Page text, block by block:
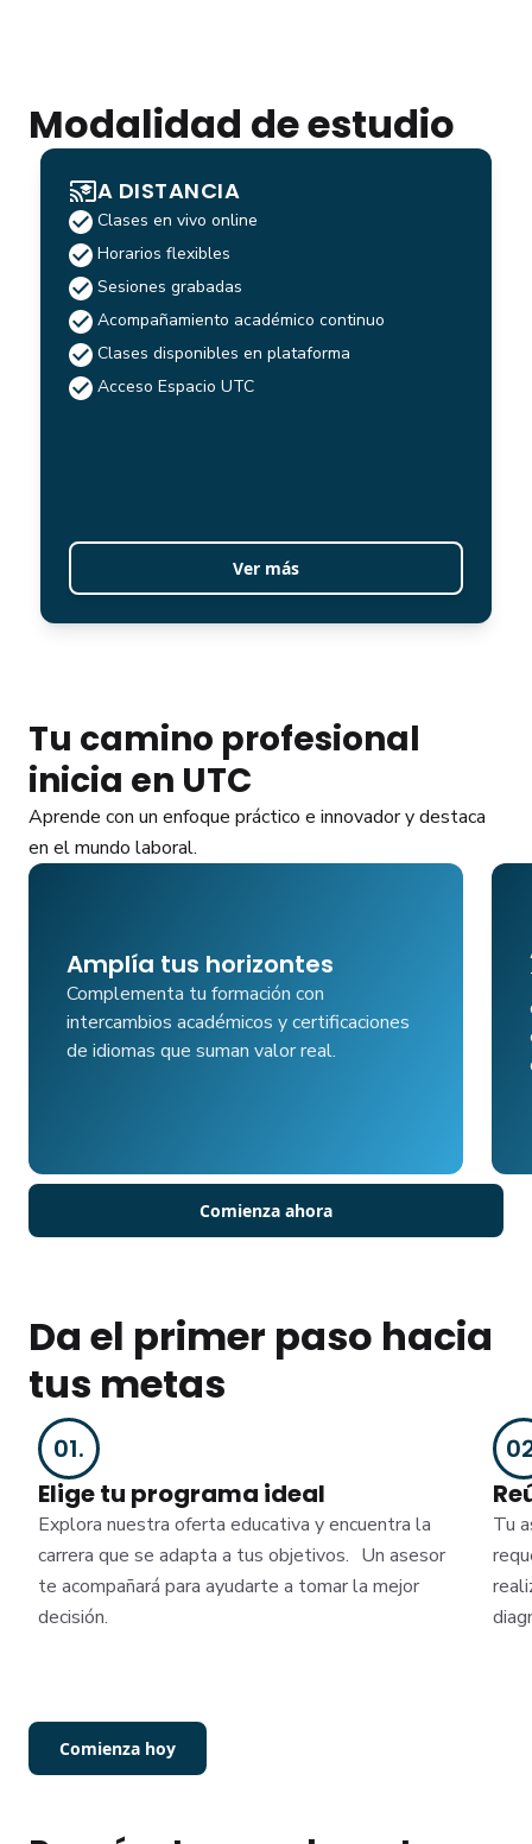
Modalidad de estudio
A DISTANCIA
Clases en vivo online
Horarios flexibles
Sesiones grabadas
Acompañamiento académico continuo
Clases disponibles en plataforma
Acceso Espacio UTC
Ver más
Tu camino profesional
inicia en UTC
Aprende con un enfoque práctico e innovador y destaca
en el mundo laboral.
Amplía tus horizontes
Complementa tu formación con
intercambios académicos y certificaciones
de idiomas que suman valor real.
Comienza ahora
Da el primer paso hacia
tus metas
01.
Elige tu programa ideal
Explora nuestra oferta educativa y encuentra la
carrera que se adapta a tus objetivos. Un asesor
te acompañará para ayudarte a tomar la mejor
decisión.
Tu
Comienza hoy